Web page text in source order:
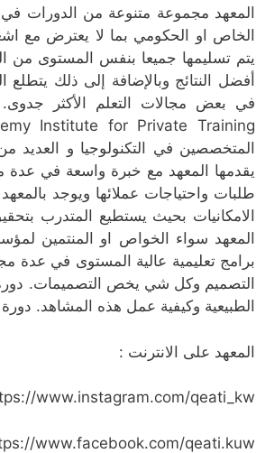
المعهد مجموعة متنوعة من الدورات
يتم تسليمها جميعا بنفس المستوى من
أفضل النتائج وبالإضافة إلى ذلك
المتخصصين في التكنولوجيا و العديد
يقدمها المعهد مع خبرة واسعة في عدة
طلبات واحتياجات عملائها ويوجد
الامكانيات بحيث يستطيع المتدرب
المعهد سواء الخواص او المنتمين
برامج تعليمية عالية المستوى في عدة
التصميم وكل شي يخص التصميمات. دورة
الطبيعية وكيفية عمل هذه المشاهد.
المعهد على الانترنت :
www.instagram.com/qeati_kw/
www.facebook.com/qeati.kuw